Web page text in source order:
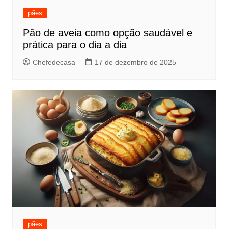
pães
Pão de aveia como opção saudável e
prática para o dia a dia
Chefedecasa 17 de dezembro de 2025
pães